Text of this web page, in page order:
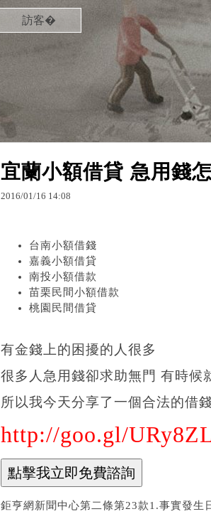
訪客�
宜蘭小額借貸 急用錢
2016/01/16 14:08
台南小額借錢
嘉義小額借貸
南投小額借款
苗栗民間小額借款
桃園民間借貸
有金錢上的困擾的人很多
很多人急用錢卻求助無門 有時候
所以我今天分享了一個合法的借
http://goo.gl/
鉅亨網新聞中心第二條第23款1.事實發